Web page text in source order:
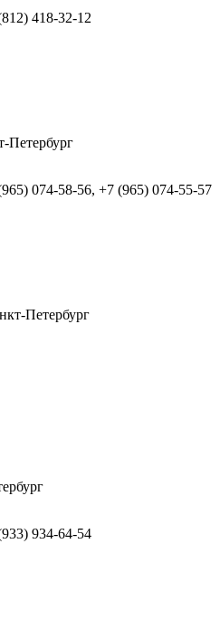
418-32-12
Петербург
074-58-56, +7 (965) 074-55-57
Петербург
934-64-54